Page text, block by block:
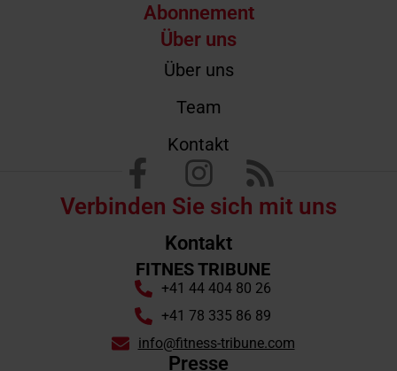
Abonnement
Über uns
Über uns
Team
Kontakt
Kontakt
FITNES TRIBUNE
+41 44 404 80 26
+41 78 335 86 89
info@fitness-tribune.com
Presse
Verbinden Sie sich mit uns